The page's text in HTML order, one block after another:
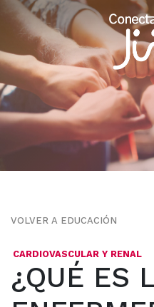
VOLVER A EDUCACIÓN
CARDIOVASCULAR Y RENAL
¿QUÉ ES